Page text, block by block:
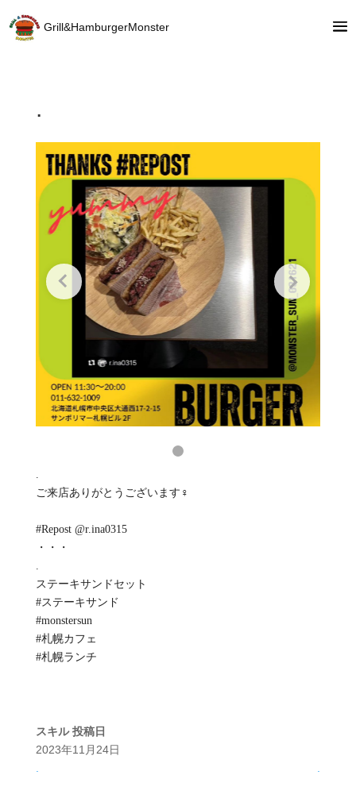
Grill&HamburgerMonster
.
ご来店ありがとうございます‍♀️
#Repost @r.ina0315
・・・
ステーキサンドセット
#ステーキサンド
#monstersun
#札幌カフェ
#札幌ランチ
スキル 投稿日
2023年11月24日